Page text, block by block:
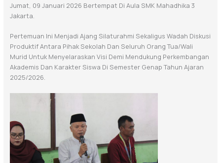
Jumat, 09 Januari 2026 Bertempat Di Aula SMK Mahadhika 3
Jakarta.
Pertemuan Ini Menjadi Ajang Silaturahmi Sekaligus Wadah Diskusi
Produktif Antara Pihak Sekolah Dan Seluruh Orang Tua/wali
Murid Untuk Menyelaraskan Visi Demi Mendukung Perkembangan
Akademis Dan Karakter Siswa Di Semester Genap Tahun Ajaran
2025/2026.